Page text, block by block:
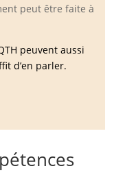
peut être faite à
peuvent aussi
d’en parler.